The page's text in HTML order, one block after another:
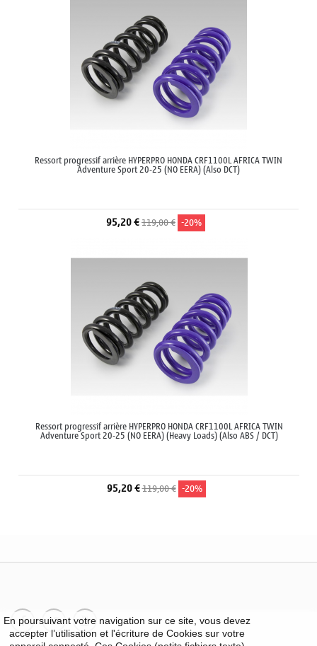
Ressort progressif arrière HYPERPRO HONDA CRF1100L AFRICA TWIN
Adventure Sport 20-25 (NO EERA) (Also DCT)
95,20 €119,00 € -20%
Ressort progressif arrière HYPERPRO HONDA CRF1100L AFRICA TWIN
Adventure Sport 20-25 (NO EERA) (Heavy Loads) (Also ABS / DCT)
95,20 €119,00 € -20%
En poursuivant votre navigation sur ce site, vous devez
accepter l’utilisation et l'écriture de Cookies sur votre